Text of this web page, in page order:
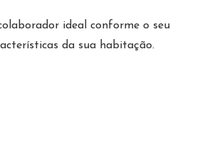
ideal conforme o seu
da sua habitação.